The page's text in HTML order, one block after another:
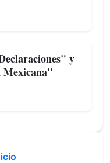
y
Mexicana"